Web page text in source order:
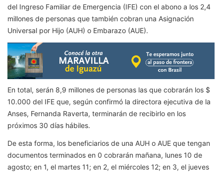
del Ingreso Familiar de Emergencia (IFE) con el abono a los 2,4
millones de personas que también cobran una Asignación
Universal por Hijo (AUH) o Embarazo (AUE).
En total, serán 8,9 millones de personas las que cobrarán los $
10.000 del IFE que, según confirmó la directora ejecutiva de la
Anses, Fernanda Raverta, terminarán de recibirlo en los
próximos 30 días hábiles.
De esta forma, los beneficiarios de una AUH o AUE que tengan
documentos terminados en 0 cobrarán mañana, lunes 10 de
agosto; en 1, el martes 11; en 2, el miércoles 12; en 3, el jueves